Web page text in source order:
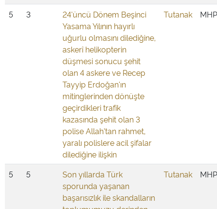
5 3
24'üncü Dönem Beşinci
Yasama Yılının hayırlı
uğurlu olmasını dilediğine,
askerî helikopterin
düşmesi sonucu şehit
olan 4 askere ve Recep
Tayyip Erdoğan'ın
mitinglerinden dönüşte
geçirdikleri trafik
kazasında şehit olan 3
polise Allah'tan rahmet,
yaralı polislere acil şifalar
dilediğine ilişkin
Tutanak MHP
5 5
Son yıllarda Türk
sporunda yaşanan
başarısızlık ile skandalların
Tutanak MHP